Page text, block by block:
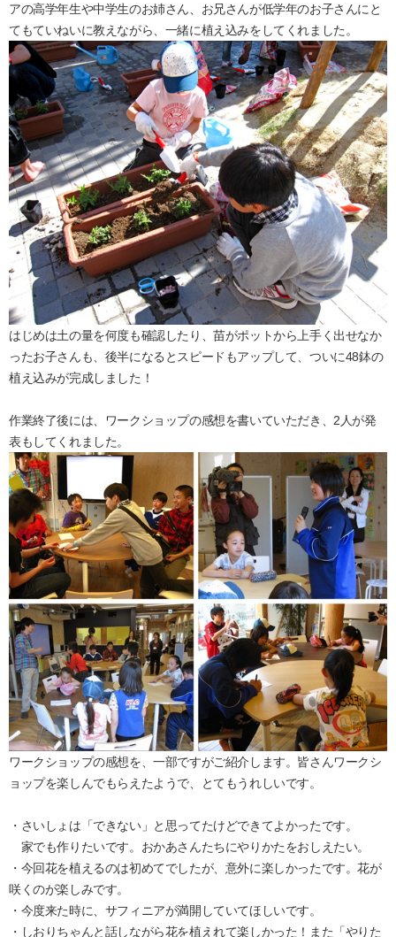
アの高学年生や中学生のお姉さん、お兄さんが低学年のお子さんにと
てもていねいに教えながら、一緒に植え込みをしてくれました。
はじめは土の量を何度も確認したり、苗がポットから上手く出せなか
ったお子さんも、後半になるとスピードもアップして、ついに48鉢の
植え込みが完成しました！
作業終了後には、ワークショップの感想を書いていただき、2人が発
表もしてくれました。
ワークショップの感想を、一部ですがご紹介します。皆さんワークシ
ョップを楽しんでもらえたようで、とてもうれしいです。
・さいしょは「できない」と思ってたけどできてよかったです。
家でも作りたいです。おかあさんたちにやりかたをおしえたい。
・今回花を植えるのは初めてでしたが、意外に楽しかったです。花が
咲くのが楽しみです。
・今度来た時に、サフィニアが満開していてほしいです。
・しおりちゃんと話しながら花を植えれて楽しかった！また「やりた